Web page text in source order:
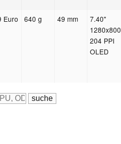
Euro 640 g 49 mm
7.40"
1280x800
204 PPI
OLED